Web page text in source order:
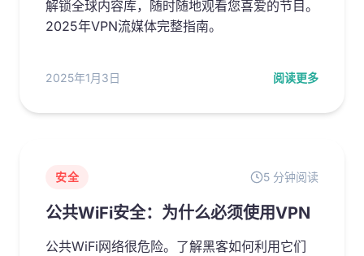
解锁全球内容库，随时随地观看您喜爱的节目。
2025年VPN流媒体完整指南。
2025年1月3日 阅读更多
安全 5 分钟阅读
公共WiFi安全：为什么必须使用VPN
公共WiFi网络很危险。了解黑客如何利用它们